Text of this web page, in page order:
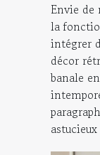
Envie de
la
intégrer
décor
banale